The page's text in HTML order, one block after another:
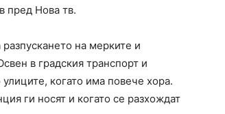
пред Нова тв.
на мерките и
в градския транспорт и
когато има повече хора.
ги носят и когато се разхождат